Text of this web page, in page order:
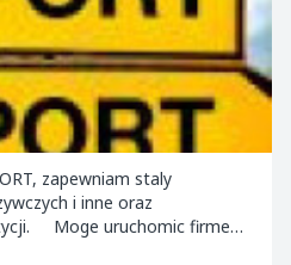
zapewniam staly
i inne oraz
Moge uruchomic firme